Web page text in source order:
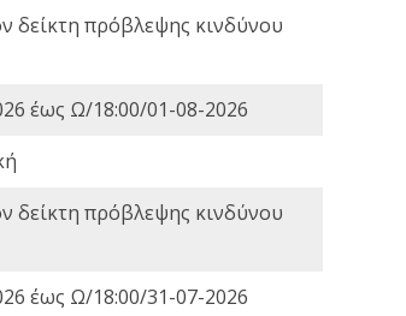
δείκτη πρόβλεψης κινδύνου
έως Ω/18:00/01-08-2026
δείκτη πρόβλεψης κινδύνου
έως Ω/18:00/31-07-2026